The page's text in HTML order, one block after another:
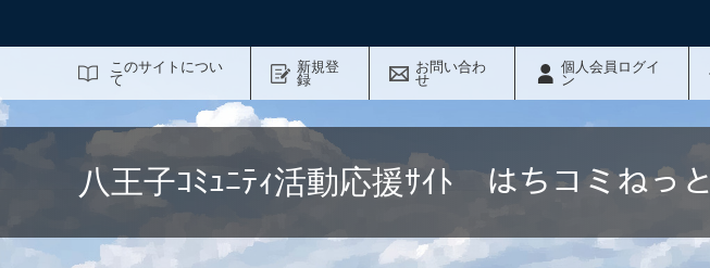
このサイトについ
て
新規登
録
お問い合わ
せ
個人会員ログイ
ン
八王子ｺﾐｭﾆﾃｨ活動応援ｻｲﾄ はちコミねっと